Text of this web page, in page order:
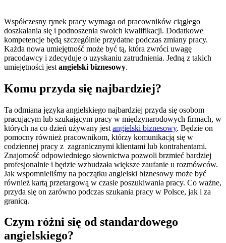
Współczesny rynek pracy wymaga od pracowników ciągłego
doszkalania się i podnoszenia swoich kwalifikacji. Dodatkowe
kompetencje będą szczególnie przydatne podczas zmiany pracy.
Każda nowa umiejętność może być tą, która zwróci uwagę
pracodawcy i zdecyduje o uzyskaniu zatrudnienia. Jedną z takich
umiejętności jest angielski biznesowy.
Komu przyda się najbardziej?
Ta odmiana języka angielskiego najbardziej przyda się osobom
pracującym lub szukającym pracy w międzynarodowych firmach, w
których na co dzień używany jest angielski biznesowy. Będzie on
pomocny również pracownikom, którzy komunikacją się w
codziennej pracy z zagranicznymi klientami lub kontrahentami.
Znajomość odpowiedniego słownictwa pozwoli brzmieć bardziej
profesjonalnie i będzie wzbudzała większe zaufanie u rozmówców.
Jak wspomnieliśmy na początku angielski biznesowy może być
również kartą przetargową w czasie poszukiwania pracy. Co ważne,
przyda się on zarówno podczas szukania pracy w Polsce, jak i za
granicą.
Czym różni się od standardowego
angielskiego?